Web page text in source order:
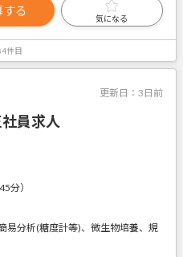
る
気になる
件目
更新日： 3日前
員求人
分）
易分析(糖度計等)、微生物培養、規